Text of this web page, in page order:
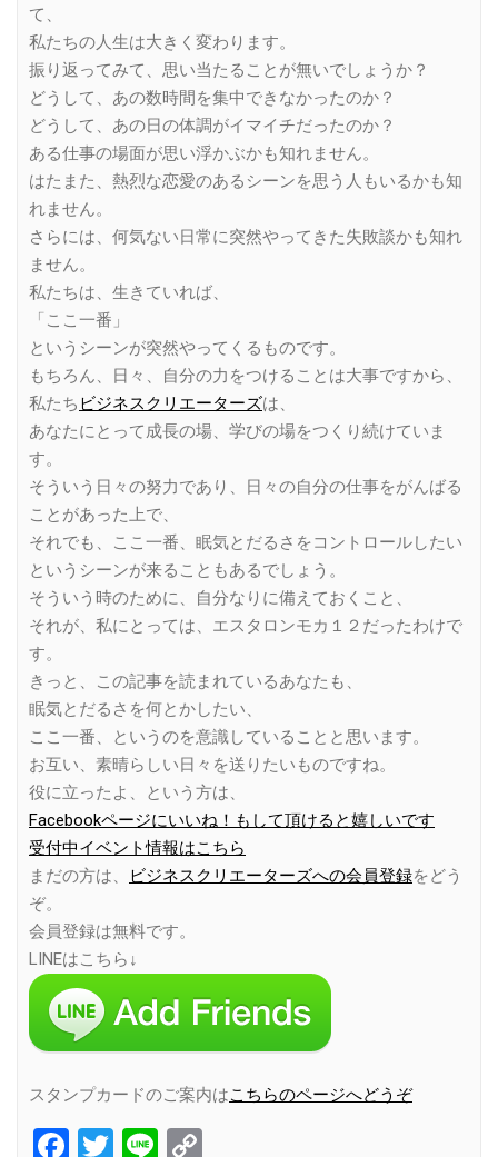
て、
私たちの人生は大きく変わります。
振り返ってみて、思い当たることが無いでしょうか？
どうして、あの数時間を集中できなかったのか？
どうして、あの日の体調がイマイチだったのか？
ある仕事の場面が思い浮かぶかも知れません。
はたまた、熱烈な恋愛のあるシーンを思う人もいるかも知
れません。
さらには、何気ない日常に突然やってきた失敗談かも知れ
ません。
私たちは、生きていれば、
「ここ一番」
というシーンが突然やってくるものです。
もちろん、日々、自分の力をつけることは大事ですから、
私たち ビジネスクリエーターズは、
あなたにとって成長の場、学びの場をつくり続けていま
す。
そういう日々の努力であり、日々の自分の仕事をがんばる
ことがあった上で、
それでも、ここ一番、眠気とだるさをコントロールしたい
というシーンが来ることもあるでしょう。
そういう時のために、自分なりに備えておくこと、
それが、私にとっては、エスタロンモカ１２だったわけで
す。
きっと、この記事を読まれているあなたも、
眠気とだるさを何とかしたい、
ここ一番、というのを意識していることと思います。
お互い、素晴らしい日々を送りたいものですね。
役に立ったよ、という方は、
Facebookページにいいね！もして頂けると嬉しいです
受付中イベント情報はこちら
まだの方は、
ビジネスクリエーターズへの会員登録をどう
ぞ。
会員登録は無料です。
LINEはこちら↓
スタンプカードのご案内はこちらのページへどうぞ
Facebook
Twitter
Line